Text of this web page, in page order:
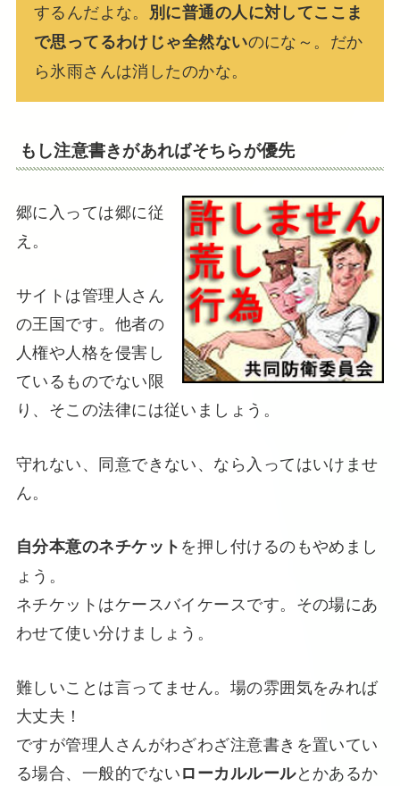
するんだよな。 別に普通の人に対してここま
で思ってるわけじゃ全然ないのにな～。だか
ら氷雨さんは消したのかな。
もし注意書きがあればそちらが優先
郷に入っては郷に従
え。
サイトは管理人さん
の王国です。他者の
人権や人格を侵害し
ているものでない限
り、そこの法律には従いましょう。
守れない、同意できない、なら入ってはいけませ
ん。
自分本意のネチケットを押し付けるのもやめまし
ょう。
ネチケットはケースバイケースです。その場にあ
わせて使い分けましょう。
難しいことは言ってません。場の雰囲気をみれば
大丈夫！
ですが管理人さんがわざわざ注意書きを置いてい
る場合、一般的でないローカルルールとかあるか